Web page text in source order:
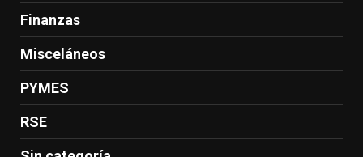
Finanzas
Misceláneos
PYMES
RSE